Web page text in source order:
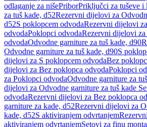
odlaganje za nišePriborPriključci za tuševe i
za tuš kade, d52Rezervni dijelovi za
d52S poklopcem odvodaRezervni dijelovi
odvodaPoklopci odvodaRezervni dijelovi
odvodaOdvodne garniture za tuš kade, d90
Odvodne garniture za tuš kade, d90S
dijelovi za S poklopcem odvodaBez
dijelovi za Bez poklopca odvodaPoklopci
za Poklopci odvodaOdvodne garniture za
dijelovi za Odvodne garniture za tuš kade
odvodaRezervni dijelovi za Bez poklopca
garniture za kade, d52Rezervni dijelovi za
kade, d52S aktiviranjem odvrtanjem
aktiviranjem odvrtanjemSetovi za finu